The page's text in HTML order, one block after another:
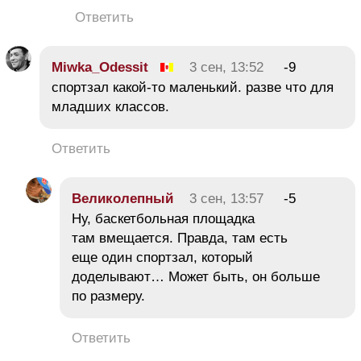
Ответить
Miwka_Odessit 3 сен, 13:52
-9
спортзал какой-то маленький. разве что для
младших классов.
Ответить
Великолепный 3 сен, 13:57
-5
Ну, баскетбольная площадка
там вмещается. Правда, там есть
еще один спортзал, который
доделывают… Может быть, он больше
по размеру.
Ответить